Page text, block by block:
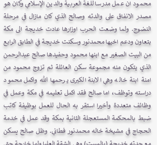
محمود ان عمل مدرسا للغة العربية والدين الإسلامي وكان هو
مصدر الانفاق على والدته وصالح الذي كان مازال في مرحلة
النضوج. ولما وضعت الحرب اوزارها عادت خديجة الى مكة
بتعاون ودعم اخيها محمدنور وسكنت خديجة في الطابق الرابع
من البيت الصغير مع ابنها محمود وحفيدها صالح عبدالرحمن
الذي يتكون منه مجموعة سكن العائلة ثم تزوج محمود من
امنة ابنة خاله وهي الابنة الكبرى يرحمها الله واكمل محمود
دراسته وتوظف، اما صالح فقد اكمل تعليمه في مكة وعمل في
وظائف متعددة وأخيرا استقر به الحال للعمل بوظيفة كاتب
ضبط بالمحكمة المستعجلة الثانية بمكة وقد عمل في خدمة
الحجاج في مشيخة خاله محمدنور فطاني. وظل صالح يسكن